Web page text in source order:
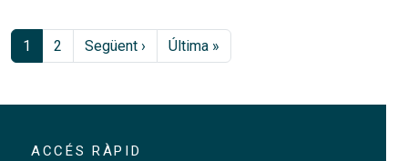
Paginació
1 2 Següent › Pàgina següent
Última »
ACCÉS RÀPID